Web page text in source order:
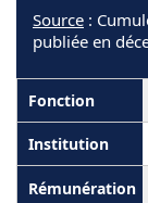
Source :
publiée en